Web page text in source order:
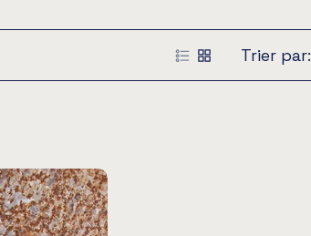
Trier par: